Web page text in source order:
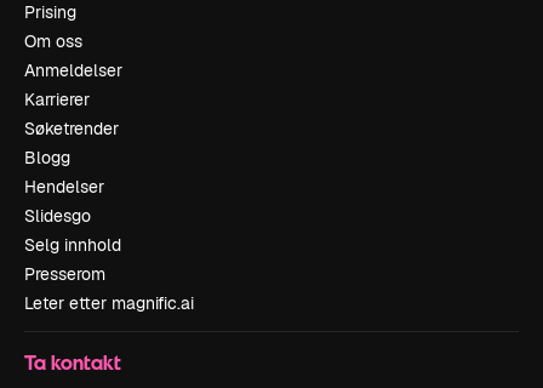
Prising
Om oss
Anmeldelser
Karrierer
Søketrender
Blogg
Hendelser
Slidesgo
Selg innhold
Presserom
Leter etter magnific.ai
Ta kontakt